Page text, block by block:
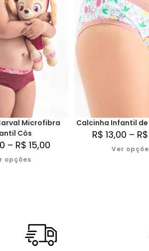
Microfibra
Cós
– R$ 15,00
opções
Calcinha Infantil
R$ 13,00 – R$
Ver